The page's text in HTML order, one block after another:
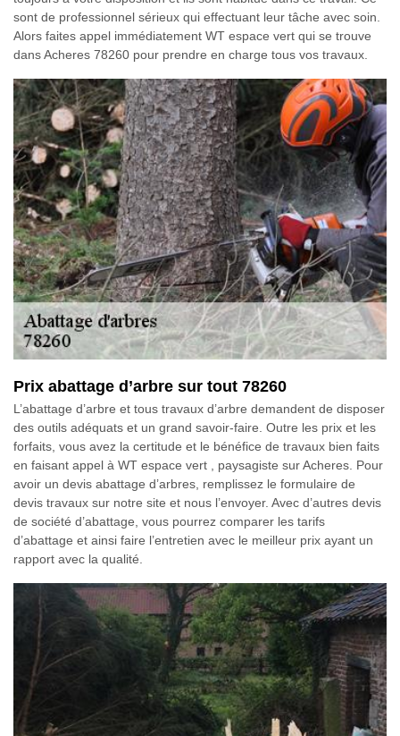
sont de professionnel sérieux qui effectuant leur tâche avec soin.
Alors faites appel immédiatement WT espace vert qui se trouve
dans Acheres 78260 pour prendre en charge tous vos travaux.
Prix abattage d’arbre sur tout 78260
L’abattage d’arbre et tous travaux d’arbre demandent de disposer
des outils adéquats et un grand savoir-faire. Outre les prix et les
forfaits, vous avez la certitude et le bénéfice de travaux bien faits
en faisant appel à WT espace vert , paysagiste sur Acheres. Pour
avoir un devis abattage d’arbres, remplissez le formulaire de
devis travaux sur notre site et nous l’envoyer. Avec d’autres devis
de société d’abattage, vous pourrez comparer les tarifs
d’abattage et ainsi faire l’entretien avec le meilleur prix ayant un
rapport avec la qualité.